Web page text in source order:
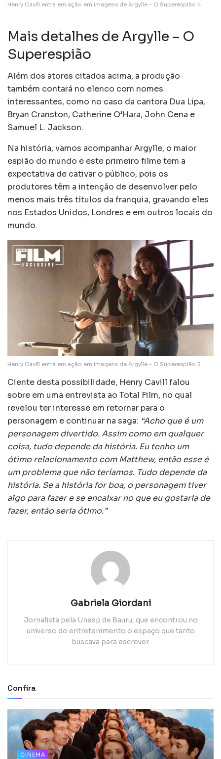
Henry Cavill entra em ação em imagens de Argylle - O Superespião 4
Mais detalhes de Argylle – O
Superespião
Além dos atores citados acima, a produção
também contará no elenco com nomes
interessantes, como no caso da cantora Dua Lipa,
Bryan Cranston, Catherine O’Hara, John Cena e
Samuel L. Jackson.
Na história, vamos acompanhar Argylle, o maior
espião do mundo e este primeiro filme tem a
expectativa de cativar o público, pois os
produtores têm a intenção de desenvolver pelo
menos mais três títulos da franquia, gravando eles
nos Estados Unidos, Londres e em outros locais do
mundo.
Henry Cavill entra em ação em imagens de Argylle - O Superespião 5
Ciente desta possibilidade, Henry Cavill falou
sobre em uma entrevista ao Total Film, no qual
revelou ter interesse em retornar para o
personagem e continuar na saga: “Acho que é um
personagem divertido. Assim como em qualquer
coisa, tudo depende da história. Eu tenho um
ótimo relacionamento com Matthew, então esse é
um problema que não teríamos. Tudo depende da
história. Se a história for boa, o personagem tiver
algo para fazer e se encaixar no que eu gostaria de
fazer, então seria ótimo.”
Gabriela Giordani
Jornalista pela Unesp de Bauru, que encontrou no
universo do entretenimento o espaço que tanto
buscava para escrever.
Confira
CINEMA